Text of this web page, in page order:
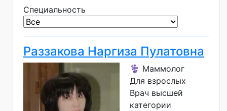
Специальность
Раззакова Наргиза Пулатовна
⚕️ Маммолог
Для взрослых
Врач высшей
категории